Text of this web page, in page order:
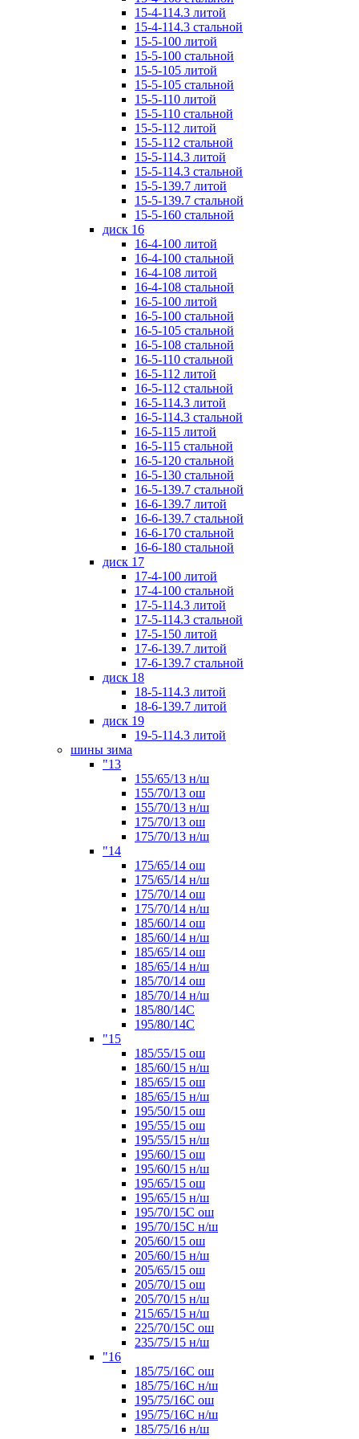
15-4-114.3 литой
15-4-114.3 стальной
15-5-100 литой
15-5-100 стальной
15-5-105 литой
15-5-105 стальной
15-5-110 литой
15-5-110 стальной
15-5-112 литой
15-5-112 стальной
15-5-114.3 литой
15-5-114.3 стальной
15-5-139.7 литой
15-5-139.7 стальной
15-5-160 стальной
диск 16
16-4-100 литой
16-4-100 стальной
16-4-108 литой
16-4-108 стальной
16-5-100 литой
16-5-100 стальной
16-5-105 стальной
16-5-108 стальной
16-5-110 стальной
16-5-112 литой
16-5-112 стальной
16-5-114.3 литой
16-5-114.3 стальной
16-5-115 литой
16-5-115 стальной
16-5-120 стальной
16-5-130 стальной
16-5-139.7 стальной
16-6-139.7 литой
16-6-139.7 стальной
16-6-170 стальной
16-6-180 стальной
диск 17
17-4-100 литой
17-4-100 стальной
17-5-114.3 литой
17-5-114.3 стальной
17-5-150 литой
17-6-139.7 литой
17-6-139.7 стальной
диск 18
18-5-114.3 литой
18-6-139.7 литой
диск 19
19-5-114.3 литой
шины зима
"13
155/65/13 н/ш
155/70/13 ош
155/70/13 н/ш
175/70/13 ош
175/70/13 н/ш
"14
175/65/14 ош
175/65/14 н/ш
175/70/14 ош
175/70/14 н/ш
185/60/14 ош
185/60/14 н/ш
185/65/14 ош
185/65/14 н/ш
185/70/14 ош
185/70/14 н/ш
185/80/14С
195/80/14C
"15
185/55/15 ош
185/60/15 н/ш
185/65/15 ош
185/65/15 н/ш
195/50/15 ош
195/55/15 ош
195/55/15 н/ш
195/60/15 ош
195/60/15 н/ш
195/65/15 ош
195/65/15 н/ш
195/70/15С ош
195/70/15С н/ш
205/60/15 ош
205/60/15 н/ш
205/65/15 ош
205/70/15 ош
205/70/15 н/ш
215/65/15 н/ш
225/70/15С ош
235/75/15 н/ш
"16
185/75/16С ош
185/75/16С н/ш
195/75/16С ош
195/75/16С н/ш
185/75/16 н/ш